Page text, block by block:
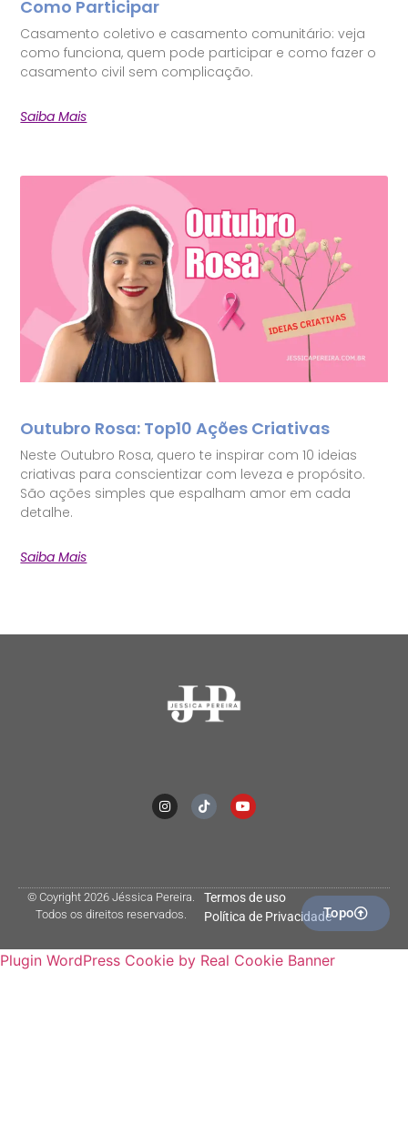
Como Participar
Casamento coletivo e casamento comunitário: veja
como funciona, quem pode participar e como fazer o
casamento civil sem complicação.
Saiba Mais
Outubro Rosa: Top10 Ações Criativas
Neste Outubro Rosa, quero te inspirar com 10 ideias
criativas para conscientizar com leveza e propósito.
São ações simples que espalham amor em cada
detalhe.
Saiba Mais
© Coyright 2026 Jéssica Pereira.
Todos os direitos reservados.
Termos de uso
Política de PrivacidadeTopo
Plugin WordPress Cookie by Real Cookie Banner